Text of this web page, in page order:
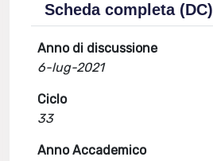
Scheda completa (DC)
Anno di discussione
6-lug-2021
Ciclo
33
Anno Accademico